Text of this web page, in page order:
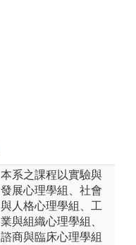
本系之課程以實驗與
發展心理學組、社會
與人格心理學組、工
業與組織心理學組、
諮商與臨床心理學組